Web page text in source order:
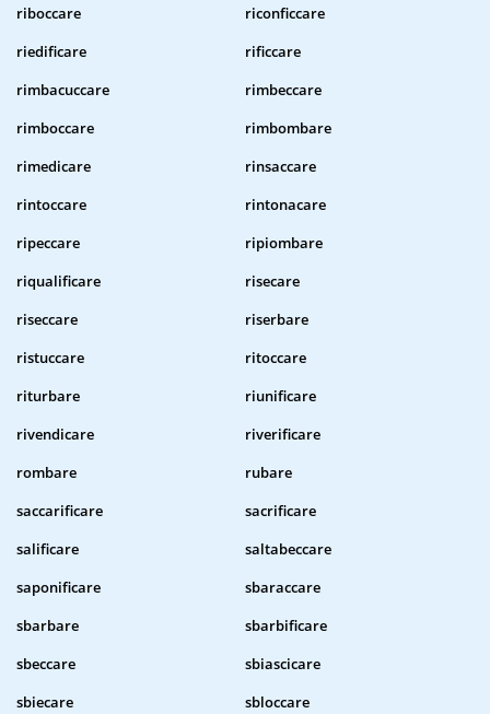
riboccare
riconficcare
riedificare
rificcare
rimbacuccare
rimbeccare
rimboccare
rimbombare
rimedicare
rinsaccare
rintoccare
rintonacare
ripeccare
ripiombare
riqualificare
risecare
riseccare
riserbare
ristuccare
ritoccare
riturbare
riunificare
rivendicare
riverificare
rombare
rubare
saccarificare
sacrificare
salificare
saltabeccare
saponificare
sbaraccare
sbarbare
sbarbificare
sbeccare
sbiascicare
sbiecare
sbloccare